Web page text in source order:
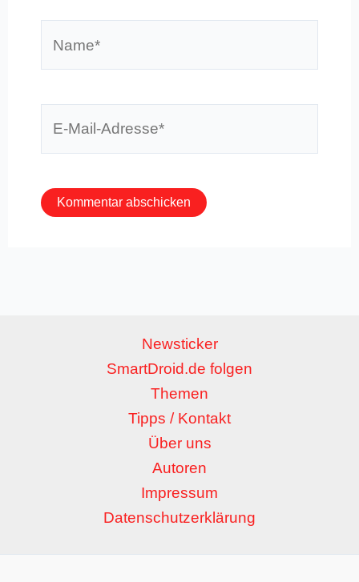
Newsticker
SmartDroid.de folgen
Themen
Tipps / Kontakt
Über uns
Autoren
Impressum
Datenschutzerklärung